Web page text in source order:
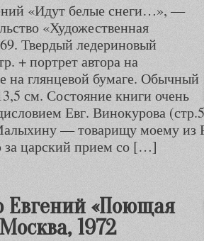
«Идут белые снеги…», —
«Художественная
Твердый ледериновый
+ портрет автора на
на глянцевой бумаге. Обычный
см. Состояние книги очень
Евг. Винокурова
— товарищу моему из
за царский прием со […]
Евгений «Поющая
1972